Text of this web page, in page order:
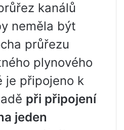
kanálů
neměla být
průřezu
plynového
je připojeno k
při připojení
jeden